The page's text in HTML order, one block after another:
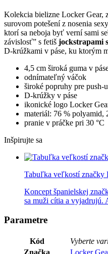
Kolekcia bielizne Locker Gear,
surovom potešení z nosenia
ktorí sa neboja byť verní sami
závislosť” s fetiš jockstrapami
D-krúžkami v páse, ku ktorým
4,5 cm široká guma v
odnímateľný váčok
široké popruhy pre push-
D-krúžky v páse
ikonické logo Locker
materiál: 76 % polyamid,
pranie v práčke pri 30 °C
Inšpirujte sa
Tabuľka veľkostí značky
Koncept španielskej
sa muži cítia a vyjadrujú.
Parametre
Kód
Vyberte
Značka
Locker